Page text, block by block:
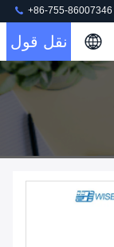
+86-755-86007346
نقل قول